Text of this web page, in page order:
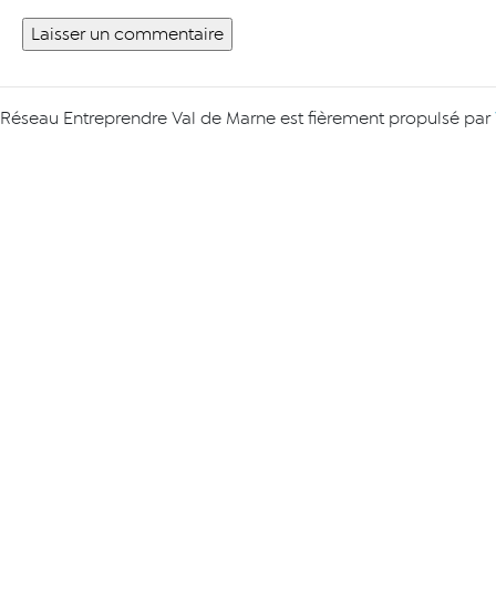
Réseau Entreprendre Val de Marne est fièrement propulsé par